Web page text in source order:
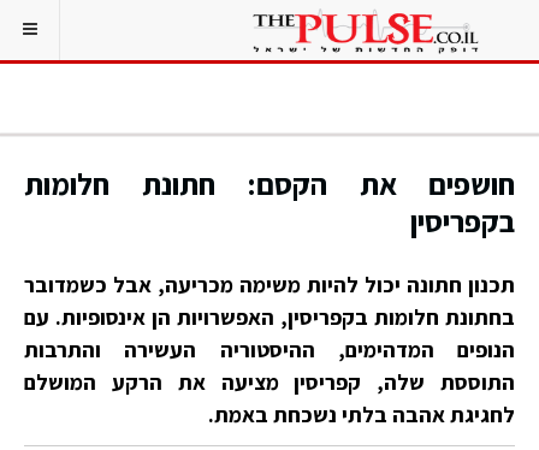
חושפים את הקסם: חתונת חלומות
בקפריסין
תכנון חתונה יכול להיות משימה מכריעה, אבל כשמדובר
בחתונת חלומות בקפריסין, האפשרויות הן אינסופיות. עם
הנופים המדהימים, ההיסטוריה העשירה והתרבות
התוססת שלה, קפריסין מציעה את הרקע המושלם
לחגיגת אהבה בלתי נשכחת באמת.